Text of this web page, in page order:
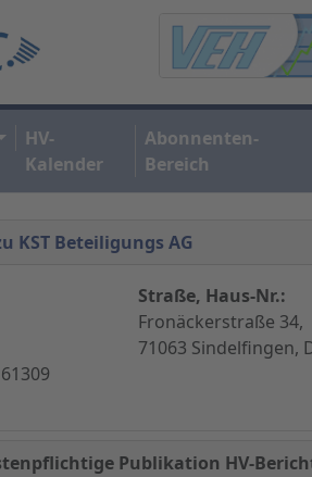
HV-
Kalender
Abonnenten-
Bereich
KST Beteiligungs AG
Straße, Haus-Nr.:
Fronäckerstraße 34,
71063 Sindelfingen,
Publikation HV-